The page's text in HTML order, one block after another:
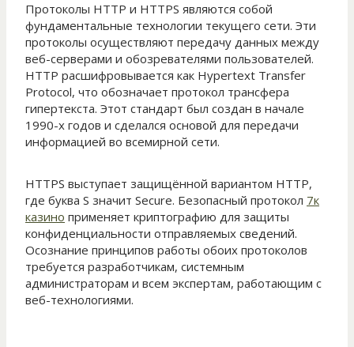
Протоколы HTTP и HTTPS являются собой
фундаментальные технологии текущего сети. Эти
протоколы осуществляют передачу данных между
веб-серверами и обозревателями пользователей.
HTTP расшифровывается как Hypertext Transfer
Protocol, что обозначает протокол трансфера
гипертекста. Этот стандарт был создан в начале
1990-х годов и сделался основой для передачи
информацией во всемирной сети.
HTTPS выступает защищённой вариантом HTTP,
где буква S значит Secure. Безопасный протокол 7к
казино применяет криптографию для защиты
конфиденциальности отправляемых сведений.
Осознание принципов работы обоих протоколов
требуется разработчикам, системным
администраторам и всем экспертам, работающим с
веб-технологиями.